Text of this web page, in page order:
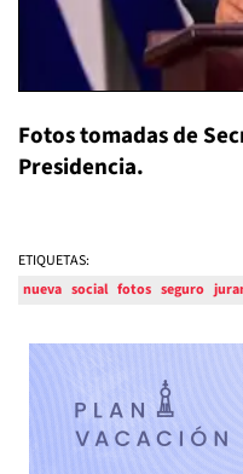
Fotos tomadas de
Presidencia.
ETIQUETAS:
nueva social fotos seguro